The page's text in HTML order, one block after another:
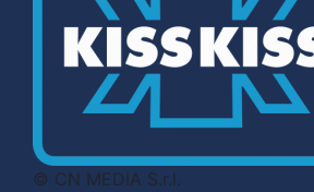
© CN MEDIA S.r.l.